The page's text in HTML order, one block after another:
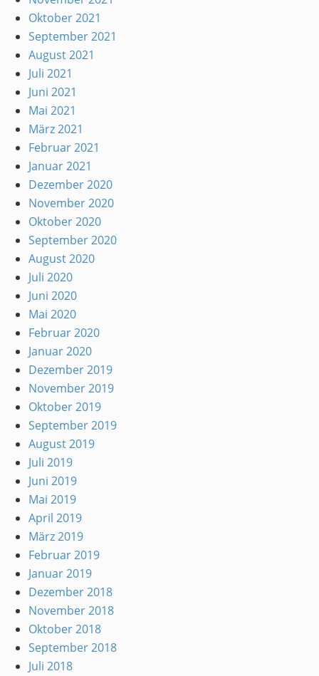
Oktober 2021
September 2021
August 2021
Juli 2021
Juni 2021
Mai 2021
März 2021
Februar 2021
Januar 2021
Dezember 2020
November 2020
Oktober 2020
September 2020
August 2020
Juli 2020
Juni 2020
Mai 2020
Februar 2020
Januar 2020
Dezember 2019
November 2019
Oktober 2019
September 2019
August 2019
Juli 2019
Juni 2019
Mai 2019
April 2019
März 2019
Februar 2019
Januar 2019
Dezember 2018
November 2018
Oktober 2018
September 2018
Juli 2018